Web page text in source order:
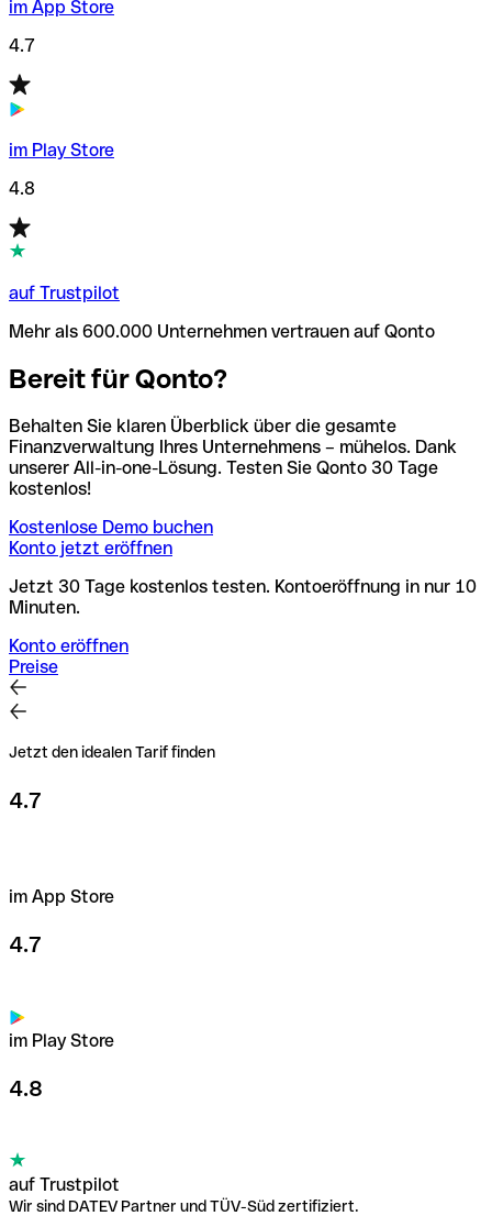
im App Store
4.7
im Play Store
4.8
auf Trustpilot
Mehr als 600.000 Unternehmen vertrauen auf Qonto
Bereit für Qonto?
Behalten Sie klaren Überblick über die gesamte
Finanzverwaltung Ihres Unternehmens – mühelos. Dank
unserer All-in-one-Lösung. Testen Sie Qonto 30 Tage
kostenlos!
Kostenlose Demo buchen
Konto jetzt eröffnen
Jetzt 30 Tage kostenlos testen. Kontoeröffnung in nur 10
Minuten.
Konto eröffnen
Preise
Jetzt den idealen Tarif finden
4.7
im App Store
4.7
im Play Store
4.8
auf Trustpilot
Wir sind DATEV Partner und TÜV-Süd zertifiziert.